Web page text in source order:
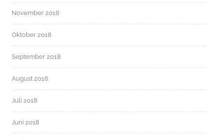
November 2018
Oktober 2018
September 2018
August 2018
Juli 2018
Juni 2018